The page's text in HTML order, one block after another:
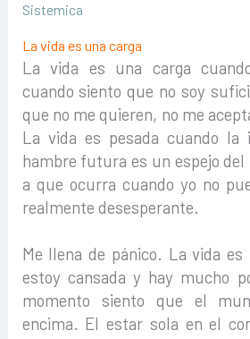
Sistemica
La vida es una carga
La vida es una carga
cuando siento que no soy
que no me quieren, no me
La vida es pesada cuando la
hambre futura es un espejo del
a que ocurra cuando yo no
realmente desesperante.
Me llena de pánico. La vida es
estoy cansada y hay mucho
momento siento que el
encima. El estar sola en el